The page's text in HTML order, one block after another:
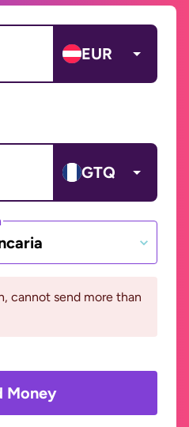
EUR
GTQ
cannot send more than
Money